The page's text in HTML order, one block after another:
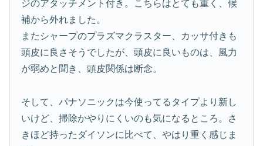
ジのアタッチメント付き。こちらはとても重く、候
補から外れました。
またシャープのプラズマクラスター、カッサ付きも
頭皮に良さそうでしたが、頭皮に良いものは、風力
が弱めと聞き、頭皮関係は断念。
そして、パナソニックは今使ってるタイプより新し
いけど、掃除かやりにくいのも気になるところ。さ
きほど持ったダイソンに比べて、やはり重く感じま